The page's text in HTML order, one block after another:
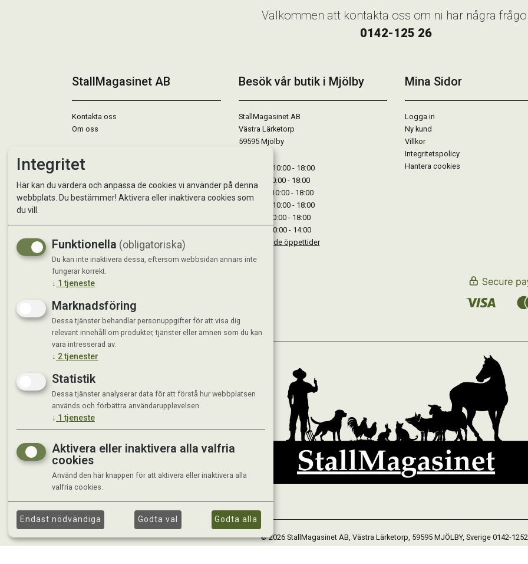
Välkommen att kontakta oss om ni har några
0142-125 26
StallMagasinet AB
Kontakta oss
Om oss
Besök vår butik i Mjölby
StallMagasinet AB
Västra Lärketorp
59595 Mjölby
Måndag : 10:00 - 18:00
Tisdag : 10:00 - 18:00
Onsdag : 10:00 - 18:00
Torsdag : 10:00 - 18:00
Fredag : 10:00 - 18:00
Lördag : 10:00 - 14:00
Se avvikande öppettider
Mina Sidor
Logga in
Ny kund
Villkor
Integritetspolicy
Hantera cookies
© 2026 StallMagasinet AB, Västra Lärketorp, 59595 MJÖLBY, Sverige 0142-
Org. 556952-5677
Integritet
Här kan du värdera och anpassa de cookies vi använder på denna
webbplats. Du bestämmer! Aktivera eller inaktivera cookies som
du vill.
Funktionella (obligatoriska)
Du kan inte inaktivera dessa, eftersom webbsidan annars inte
fungerar korrekt.
↓ 1 tjeneste
Marknadsföring
Dessa tjänster behandlar personuppgifter för att visa dig
relevant innehåll om produkter, tjänster eller ämnen som du kan
vara intresserad av.
↓ 2tjenester
Statistik
Dessa tjänster analyserar data för att förstå hur webbplatsen
används och förbättra användarupplevelsen.
↓ 1 tjeneste
Aktivera eller inaktivera alla valfria
cookies
Använd den här knappen för att aktivera eller inaktivera alla
valfria cookies.
Endast nödvändiga Godta val Godta alla